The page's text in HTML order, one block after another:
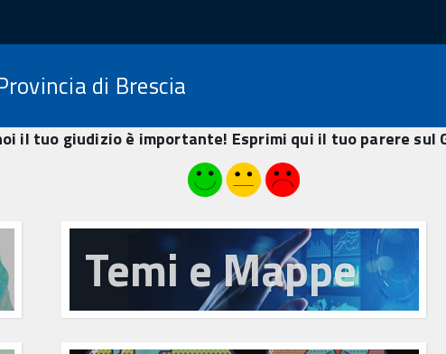
di Brescia
il tuo giudizio è importante! Esprimi qui il tuo parere sul
Temi e Mappe